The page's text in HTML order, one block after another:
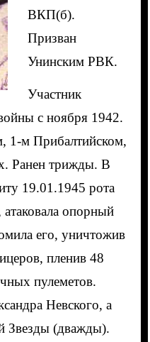
ВКП(б).
Призван
Унинским РВК.
Участник
с ноября 1942.
1-м Прибалтийском,
Ранен трижды. В
19.01.1945 рота
опорный
его, уничтожив
пленив 48
пулеметов.
Невского, а
Звезды (дважды).